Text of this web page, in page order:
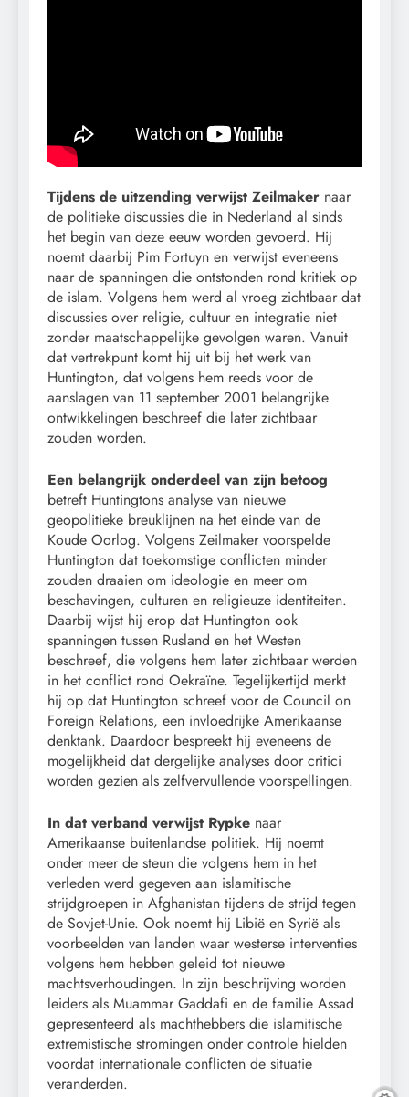
Tijdens de uitzending verwijst Zeilmaker naar
de politieke discussies die in Nederland al sinds
het begin van deze eeuw worden gevoerd. Hij
noemt daarbij Pim Fortuyn en verwijst eveneens
naar de spanningen die ontstonden rond kritiek op
de islam. Volgens hem werd al vroeg zichtbaar dat
discussies over religie, cultuur en integratie niet
zonder maatschappelijke gevolgen waren. Vanuit
dat vertrekpunt komt hij uit bij het werk van
Huntington, dat volgens hem reeds voor de
aanslagen van 11 september 2001 belangrijke
ontwikkelingen beschreef die later zichtbaar
zouden worden.
Een belangrijk onderdeel van zijn betoog
betreft Huntingtons analyse van nieuwe
geopolitieke breuklijnen na het einde van de
Koude Oorlog. Volgens Zeilmaker voorspelde
Huntington dat toekomstige conflicten minder
zouden draaien om ideologie en meer om
beschavingen, culturen en religieuze identiteiten.
Daarbij wijst hij erop dat Huntington ook
spanningen tussen Rusland en het Westen
beschreef, die volgens hem later zichtbaar werden
in het conflict rond Oekraïne. Tegelijkertijd merkt
hij op dat Huntington schreef voor de Council on
Foreign Relations, een invloedrijke Amerikaanse
denktank. Daardoor bespreekt hij eveneens de
mogelijkheid dat dergelijke analyses door critici
worden gezien als zelfvervullende voorspellingen.
In dat verband verwijst Rypke naar
Amerikaanse buitenlandse politiek. Hij noemt
onder meer de steun die volgens hem in het
verleden werd gegeven aan islamitische
strijdgroepen in Afghanistan tijdens de strijd tegen
de Sovjet-Unie. Ook noemt hij Libië en Syrië als
voorbeelden van landen waar westerse interventies
volgens hem hebben geleid tot nieuwe
machtsverhoudingen. In zijn beschrijving worden
leiders als Muammar Gaddafi en de familie Assad
gepresenteerd als machthebbers die islamitische
extremistische stromingen onder controle hielden
voordat internationale conflicten de situatie
veranderden.